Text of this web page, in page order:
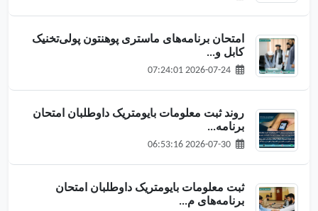
امتحان برنامه‌های ماستری پوهنتون پولی‌تخنیک
کابل و...
روند ثبت معلومات بایومتریک داوطلبان امتحان
برنامه‌...
ثبت معلومات بایومتریک داوطلبان امتحان
برنامه‌های م...